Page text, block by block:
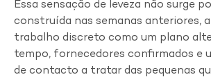
Essa sensação de leveza não surge
construída nas semanas anteriores,
trabalho discreto como um plano
tempo, fornecedores confirmados e
de contacto a tratar das pequenas